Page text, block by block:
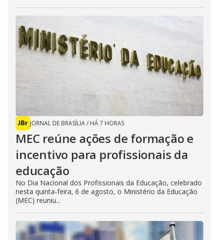
JORNAL DE BRASÍLIA/ HÁ 7 HORAS
MEC reúne ações de formação e
incentivo para profissionais da
educação
No Dia Nacional dos Profissionais da Educação, celebrado
nesta quinta-feira, 6 de agosto, o Ministério da Educação
(MEC) reuniu...